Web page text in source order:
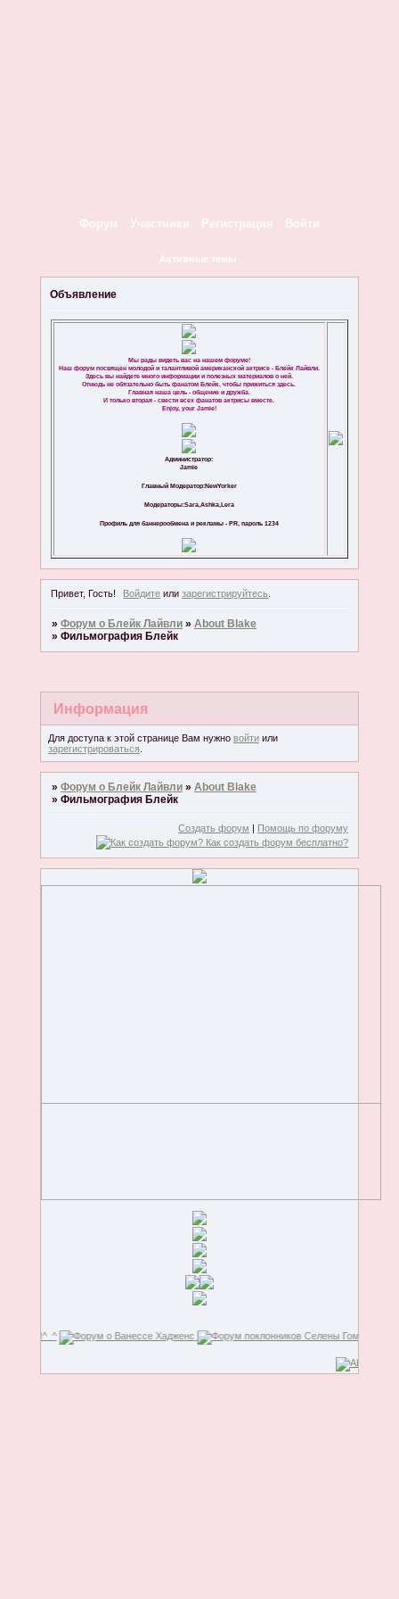
Форум Участники Регистрация Войти
Активные темы
Объявление
Мы рады видеть вас на нашем форуме!
Наш форум посвящен молодой и талантливой американской актрисе - Блейк Лайвли.
Здесь вы найдете много информации и полезных материалов о ней.
Отнюдь не обязательно быть фанатом Блейк, чтобы прижиться здесь.
Главная наша цель - общение и дружба.
И только вторая - свести всех фанатов актрисы вместе.
Enjoy, your Jamie!
Администратор:
Jamie
Главный Модератор:NewYorker
Модераторы:Sara,Ashka,Lera
Профиль для баннерообмена и рекламы - PR, пароль 1234
Привет, Гость! Войдите илизарегистрируйтесь
» Форум о Блейк Лайвли » About Blake
» Фильмография Блейк
Информация
Для доступа к этой странице Вам нужно войтиили
зарегистрироваться.
» Форум о Блейк Лайвли » About Blake
» Фильмография Блейк
Создать форум | Помощь по форуму